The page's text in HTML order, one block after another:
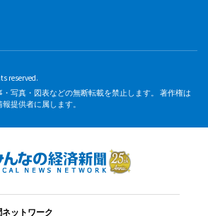
reserved.
写真・図表などの無断転載を禁止します。 著作権は
提供者に属します。
ットワーク